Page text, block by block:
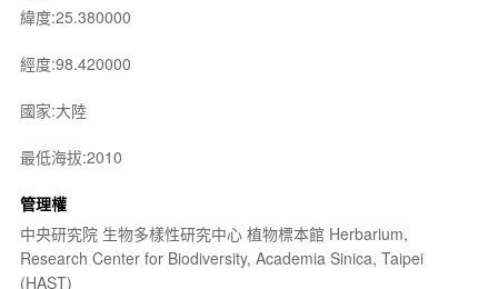
緯度:25.380000
經度:98.420000
國家:大陸
最低海拔:2010
管理權
中央研究院 生物多樣性研究中心 植物標本館 Herbarium,
Research Center for Biodiversity, Academia Sinica, Taipei
(HAST)